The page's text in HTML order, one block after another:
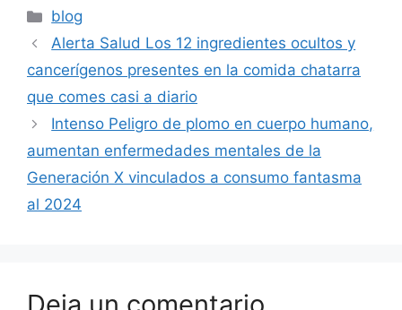
Categorías
blog
Alerta Salud Los 12 ingredientes ocultos y
cancerígenos presentes en la comida chatarra
que comes casi a diario
Intenso Peligro de plomo en cuerpo humano,
aumentan enfermedades mentales de la
Generación X vinculados a consumo fantasma
al 2024